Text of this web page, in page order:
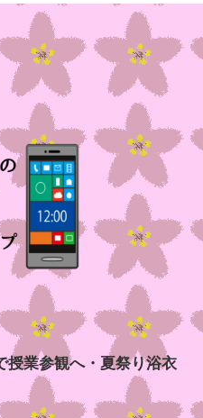
授業参観へ・夏祭り浴衣